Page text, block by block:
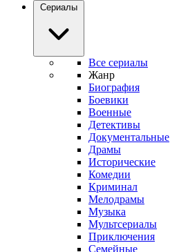
Сериалы
Все сериалы
Жанр
Биография
Боевики
Военные
Детективы
Документальные
Драмы
Исторические
Комедии
Криминал
Мелодрамы
Музыка
Мультсериалы
Приключения
Семейные